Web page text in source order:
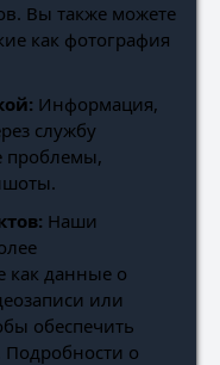
Вы также можете
как фотография
Информация,
службу
проблемы,
Наши
как данные о
или
обеспечить
Подробности о